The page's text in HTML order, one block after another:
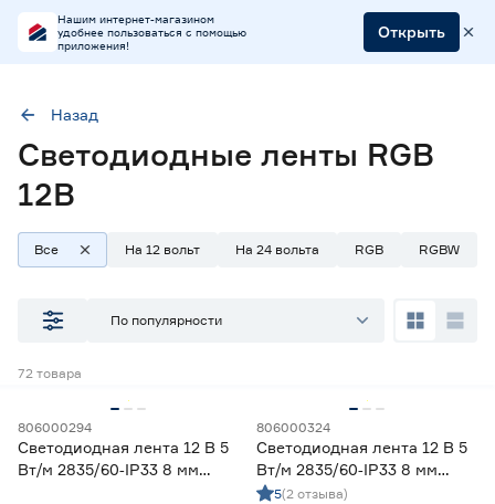
Нашим интернет-магазином
удобнее пользоваться с помощью
приложения!
Открыть
Напряжение (В)12
Наличие в магазинах
Ростовское шоссе, 28/7
Тип
Ленты диодные для бани и сауны
0
Ленты диодные для влажных помещений
Назад
Светодиодные ленты RGB
12В
Все На 12 вольт На 24 вольта RGB RGBW
По популярности
72 товара
806000294
Светодиодная лента 12 В 5
Вт/м 2835/60‑IP33 8 мм
806000324
Светодиодная лента 12 В 5
Вт/м 2835/60‑IP33 8 мм
холодный 2 м Geniled
5(2 отзыва)